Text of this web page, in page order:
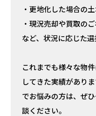
・更地化した場合の
・現況売却や買取の
など、状況に応じた
これまでも様々な物
してきた実績があり
でお悩みの方は、ぜ
談ください。